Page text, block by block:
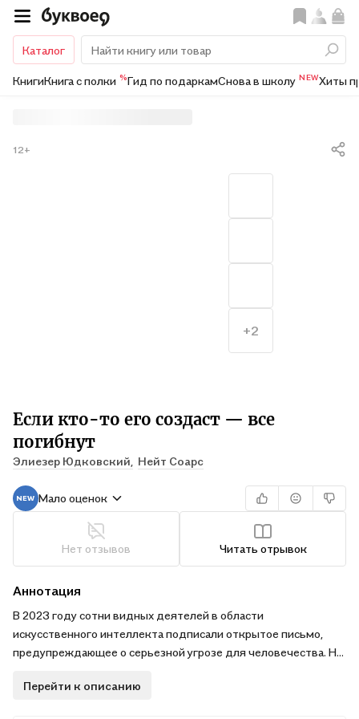
Каталог
КнигиКнига с полки %Гид по подаркамСнова в школу NEWХиты
Если кто-то его создаст — все
погибнут
Элиезер Юдковский, Нейт Соарс
12+
Мало оценок
Нет отзывов Читать отрывок
+2
Аннотация
В 2023 году сотни видных деятелей в области
искусственного интеллекта подписали открытое письмо,
предупреждающее о серьезной угрозе для человечества. Но
человека. И мир совершенно не готов к тому, что произойдет
Перейти к описанию